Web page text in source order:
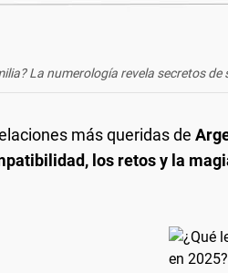
La numerología revela secretos de
más queridas de
los retos y la